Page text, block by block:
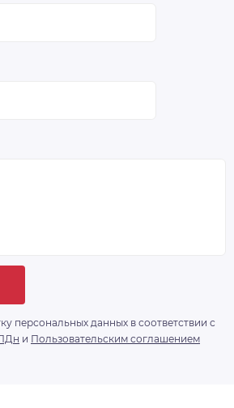
персональных данных в соответствии с
и Пользовательским соглашением